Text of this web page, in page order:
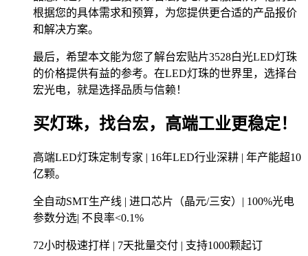
根据您的具体需求和预算，为您提供更合适的产品报价
和解决方案。
最后，希望本文能为您了解台宏贴片3528白光LED灯珠
的价格提供有益的参考。在LED灯珠的世界里，选择台
宏光电，就是选择品质与信赖！
买灯珠，找台宏，高端工业更稳定！
高端LED灯珠定制专家 | 16年LED行业深耕 | 年产能超10
亿颗。
全自动SMT生产线 | 进口芯片（晶元/三安）| 100%光电
参数分选| 不良率<0.1%
72小时极速打样 | 7天批量交付 | 支持1000颗起订